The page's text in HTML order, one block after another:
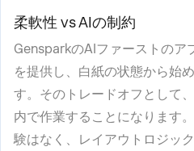
柔軟性 vs AIの制約
GensparkのAIファーストのア
を提供し、白紙の状態から始
す。そのトレードオフとして
内で作業することになります
験はなく、レイアウトロジッ